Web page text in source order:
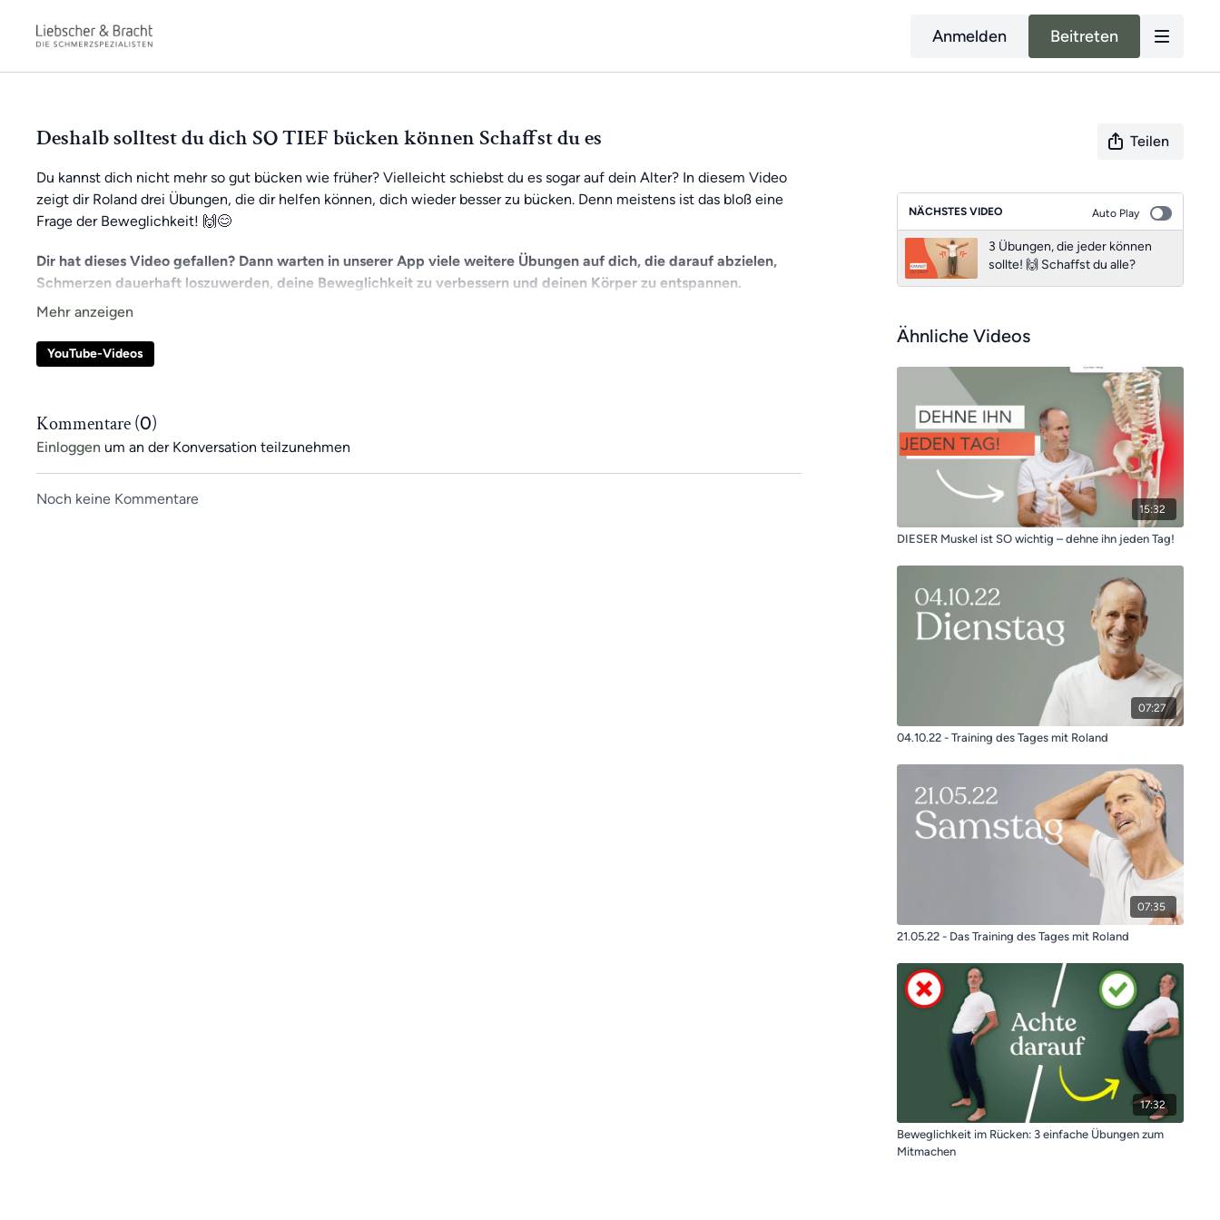
Anmelden Beitreten
Deshalb solltest du dich SO TIEF bücken können Schaffst du es Teilen
Du kannst dich nicht mehr so gut bücken wie früher? Vielleicht schiebst du es sogar auf dein Alter? In diesem Video
zeigt dir Roland drei Übungen, die dir helfen können, dich wieder besser zu bücken. Denn meistens ist das bloß eine
Frage der Beweglichkeit! 🙌😊
Dir hat dieses Video gefallen? Dann warten in unserer App viele weitere Übungen auf dich, die darauf abzielen,
Schmerzen dauerhaft loszuwerden, deine Beweglichkeit zu verbessern und deinen Körper zu entspannen.
So bleibst du stets motiviert und kannst kontinuierlich an deinen Fortschritten arbeiten. Mit einer Mitgliedschaft
erhältst du Zugang zu exklusiven Videos und kannst dich mit der Community austauschen. Und das Beste daran: Du
kannst jederzeit und überall trainieren, ganz bequem von zu Hause aus oder unterwegs.
Wenn du noch kein App-Mitglied bist, kannst du jetzt alle Vorteile der App 30 Tage lang kostenfrei testen:
kostenfrei testen <<
YouTube-Videos
Kommentare (0)
Einloggen um an der Konversation teilzunehmen
Noch keine Kommentare
NÄCHSTES VIDEO Auto Play
3 Übungen, die jeder können
sollte! 🙌 Schaffst du alle?
Ähnliche Videos
15:32
DIESER Muskel ist SO wichtig – dehne ihn jeden Tag!
07:27
04.10.22 - Training des Tages mit Roland
07:35
21.05.22 - Das Training des Tages mit Roland
17:32
Beweglichkeit im Rücken: 3 einfache Übungen zum
Mitmachen